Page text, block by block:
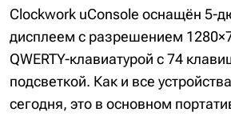
Clockwork uConsole оснащён 5-
дисплеем с разрешением
QWERTY-клавиатурой с 74
подсветкой. Как и все
сегодня, это в основном